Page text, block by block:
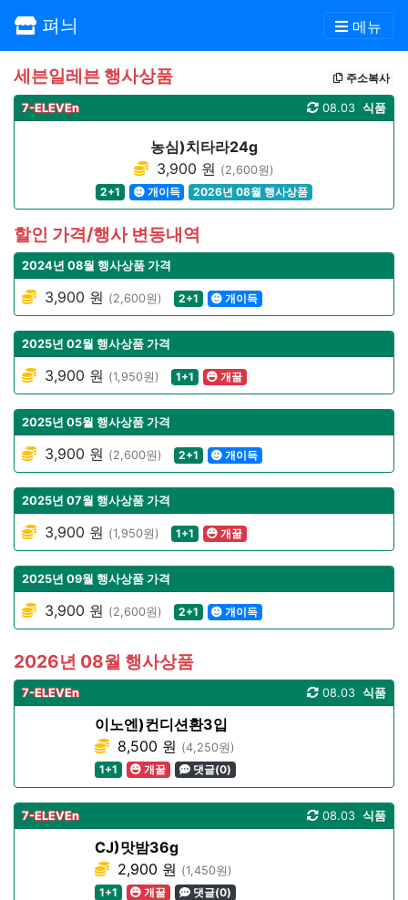
펴늬 메뉴
세븐일레븐 행사상품 주소복사
7-ELEVEn 식품
08.03
농심)치타라24g
3,900 원 (2,600원)
2+1
개이득 2026년 08월 행사상품
할인 가격/행사 변동내역
2024년 08월 행사상품 가격
3,900 원 (2,600원) 2+1 개이득
2025년 02월 행사상품 가격
3,900 원 (1,950원) 1+1 개꿀
2025년 05월 행사상품 가격
3,900 원 (2,600원) 2+1 개이득
2025년 07월 행사상품 가격
3,900 원 (1,950원) 1+1 개꿀
2025년 09월 행사상품 가격
3,900 원 (2,600원) 2+1 개이득
2026년 08월 행사상품
7-ELEVEn 식품
08.03
이노엔)컨디션환3입
8,500 원 (4,250원)
1+1
개꿀 댓글(0)
7-ELEVEn 식품
08.03
CJ)맛밤36g
2,900 원 (1,450원)
1+1
개꿀 댓글(0)